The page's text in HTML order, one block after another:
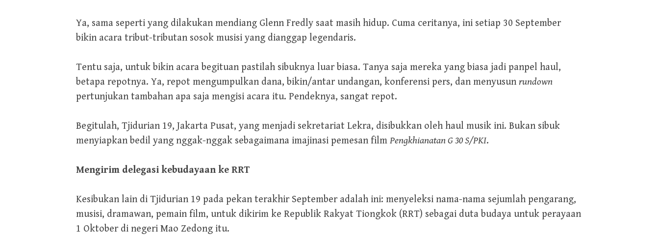
Ya, sama seperti yang dilakukan mendiang Glenn Fredly saat masih hidup. Cuma ceritanya, ini setiap 30 September
bikin acara tribut-tributan sosok musisi yang dianggap legendaris.
Tentu saja, untuk bikin acara begituan pastilah sibuknya luar biasa. Tanya saja mereka yang biasa jadi panpel haul,
betapa repotnya. Ya, repot mengumpulkan dana, bikin/antar undangan, konferensi pers, dan menyusun rundown
pertunjukan tambahan apa saja mengisi acara itu. Pendeknya, sangat repot.
Begitulah, Tjidurian 19, Jakarta Pusat, yang menjadi sekretariat Lekra, disibukkan oleh haul musik ini. Bukan sibuk
menyiapkan bedil yang nggak-nggak sebagaimana imajinasi pemesan film Pengkhianatan G 30 S/PKI.
Mengirim delegasi kebudayaan ke RRT
Kesibukan lain di Tjidurian 19 pada pekan terakhir September adalah ini: menyeleksi nama-nama sejumlah pengarang,
musisi, dramawan, pemain film, untuk dikirim ke Republik Rakyat Tiongkok (RRT) sebagai duta budaya untuk perayaan
1 Oktober di negeri Mao Zedong itu.